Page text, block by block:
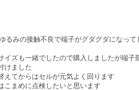
るみの接触不良で端子がグダグダになって
ズも一緒でしたので購入しましたが端子
けました
えてからはセルが元気よく回ります
こまめに点検したいと思います